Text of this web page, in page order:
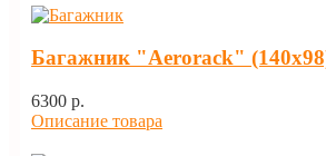
Багажник "Aerorack"
6300 p.
Описание товара